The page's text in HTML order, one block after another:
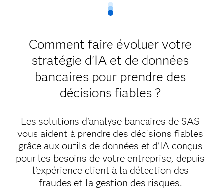
Comment faire évoluer votre
stratégie d'IA et de données
bancaires pour prendre des
décisions fiables ?
Les solutions d'analyse bancaires de SAS
vous aident à prendre des décisions fiables
grâce aux outils de données et d'IA conçus
pour les besoins de votre entreprise, depuis
l'expérience client à la détection des
fraudes et la gestion des risques.